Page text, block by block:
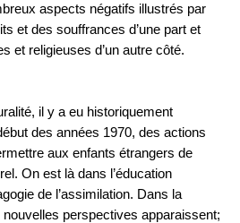
aspects négatifs illustrés par
et des souffrances d’une part et
et religieuses d’un autre côté.
il y a eu historiquement
des années 1970, des actions
aux enfants étrangers de
On est là dans l’éducation
de l’assimilation. Dans la
perspectives apparaissent;